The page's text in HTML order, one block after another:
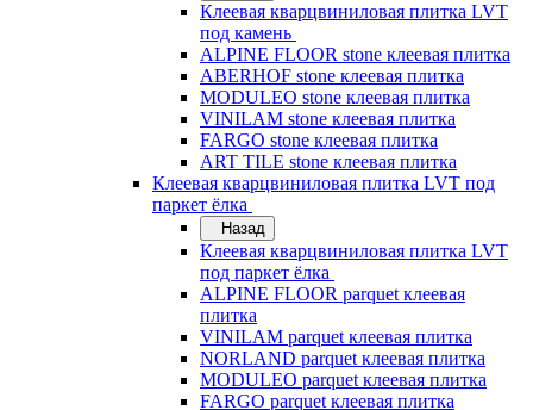
Клеевая кварцвиниловая плитка LVT
под камень
ALPINE FLOOR stone клеевая плитка
ABERHOF stone клеевая плитка
MODULEO stone клеевая плитка
VINILAM stone клеевая плитка
FARGO stone клеевая плитка
ART TILE stone клеевая плитка
Клеевая кварцвиниловая плитка LVT под
паркет ёлка
Назад
Клеевая кварцвиниловая плитка LVT
под паркет ёлка
ALPINE FLOOR parquet клеевая
плитка
VINILAM parquet клеевая плитка
NORLAND parquet клеевая плитка
MODULEO parquet клеевая плитка
FARGO parquet клеевая плитка